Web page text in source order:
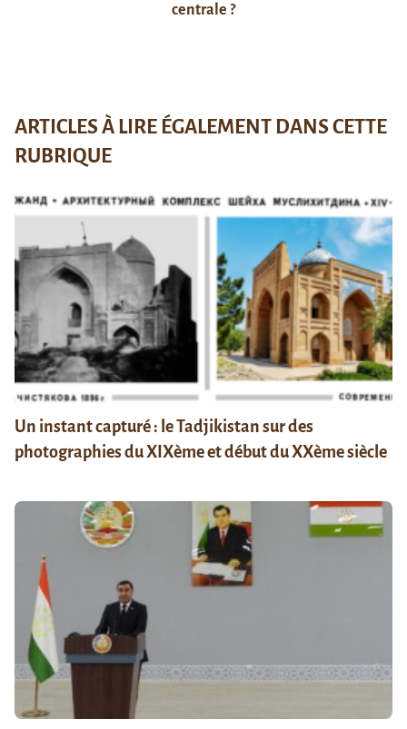
centrale ?
ARTICLES À LIRE ÉGALEMENT DANS CETTE
RUBRIQUE
Un instant capturé : le Tadjikistan sur des
photographies du XIXème et début du XXème siècle